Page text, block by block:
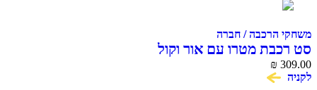
משחקי הרכבה / חברה
סט רכבת מטרו עם אור וקול
₪ 309.00
לקניה